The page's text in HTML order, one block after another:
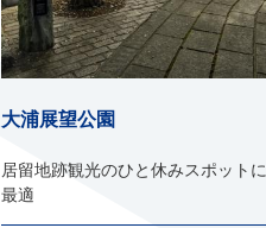
大浦展望公園
居留地跡観光のひと休みスポットに
最適